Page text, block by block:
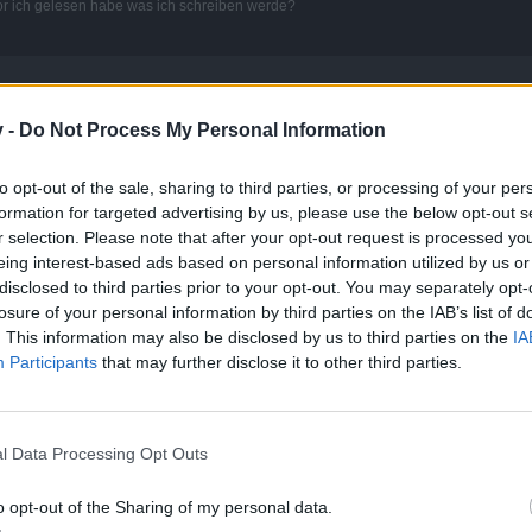
- Do Not Process My Personal Information
opt-out of the sale, sharing to third parties, or processing of your
for targeted advertising by us, please use the below opt-out
selection. Please note that after your opt-out request is processed
interest-based ads based on personal information utilized by us
to third parties prior to your opt-out. You may separately
of your personal information by third parties on the IAB’s list of
This information may also be disclosed by us to third parties on the
Participants that may further disclose it to other third parties.
Data Processing Opt Outs
opt-out of the Sharing of my personal data.
ich gelesen habe was ich schreiben werde?
muss aber verdammt lange her sein. Das Bild stammt aus einem YT Video das
1:46
2 verschiedenen Farben (blau und lila) und je 150% im Inventar. Geändert
Click to expand...
geschaut und keine Anhaltspunkte für die 300% gefunden.
definitiv dran gewurschtelt.
kann und ich angesichts der Posts hier doch langsam ins
gesagt seit geraumer Zeit nicht mehr drauf geachtet habe,
geachtet habe muß ich doch einräumen mangels Beweisen, mich
fälschlicher Weise, wegen der Farbe, denn Rot waren sie
das bestätigen kann, nehme ich meine Anschuldigungen